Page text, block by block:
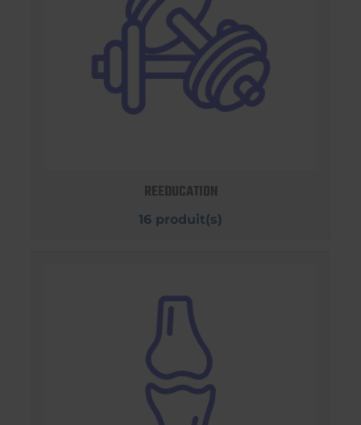
REEDUCATION
16 produit(s)